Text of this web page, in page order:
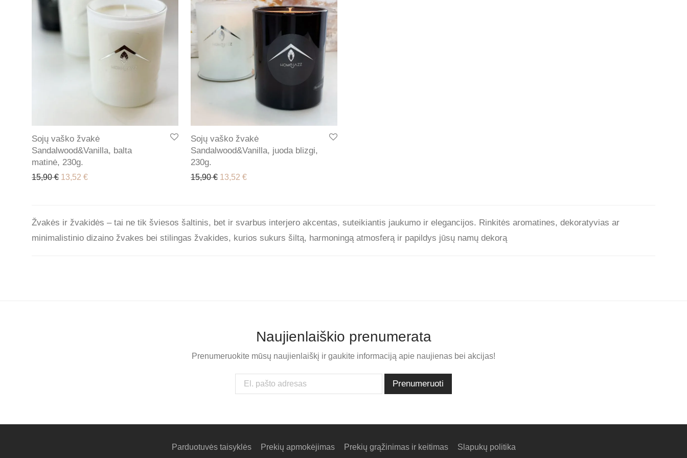
Sojų vaško žvakė
Sandalwood&Vanilla, balta
matinė, 230g.
15,90€ Original price was: 15,90 €.
13,52 €Current price is: 13,52 €.
Sojų vaško žvakė
Sandalwood&Vanilla, juoda blizgi,
230g.
15,90€ Original price was: 15,90 €.
13,52 €Current price is: 13,52 €.
Žvakės ir žvakidės – tai ne tik šviesos šaltinis, bet ir svarbus interjero akcentas, suteikiantis jaukumo ir elegancijos. Rinkitės aromatines, dekoratyvias ar
minimalistinio dizaino žvakes bei stilingas žvakides, kurios sukurs šiltą, harmoningą atmosferą ir papildys jūsų namų dekorą
Naujienlaiškio prenumerata
Prenumeruokite mūsų naujienlaiškį ir gaukite informaciją apie naujienas bei akcijas!
Parduotuvės taisyklės Prekių apmokėjimas Prekių grąžinimas ir keitimas Slapukų politika